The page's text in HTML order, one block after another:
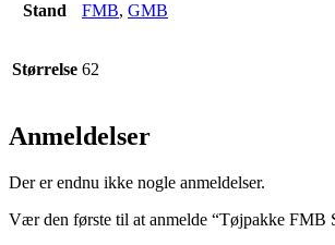
Stand FMB, GMB
Størrelse 62
Anmeldelser
Der er endnu ikke nogle anmeldelser.
Vær den første til at anmelde “Tøjpakke FMB